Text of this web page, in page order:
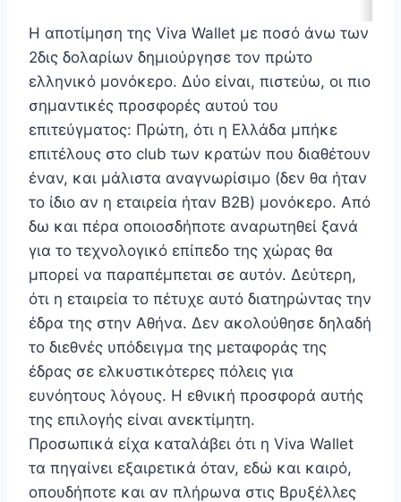
Η αποτίμηση της Viva Wallet με ποσό άνω των
2δις δολαρίων δημιούργησε τον πρώτο
ελληνικό μονόκερο. Δύο είναι, πιστεύω, οι πιο
σημαντικές προσφορές αυτού του
επιτεύγματος: Πρώτη, ότι η Ελλάδα μπήκε
επιτέλους στο club των κρατών που διαθέτουν
έναν, και μάλιστα αναγνωρίσιμο (δεν θα ήταν
το ίδιο αν η εταιρεία ήταν B2B) μονόκερο. Από
δω και πέρα οποιοσδήποτε αναρωτηθεί ξανά
για το τεχνολογικό επίπεδο της χώρας θα
μπορεί να παραπέμπεται σε αυτόν. Δεύτερη,
ότι η εταιρεία το πέτυχε αυτό διατηρώντας την
έδρα της στην Αθήνα. Δεν ακολούθησε δηλαδή
το διεθνές υπόδειγμα της μεταφοράς της
έδρας σε ελκυστικότερες πόλεις για
ευνόητους λόγους. Η εθνική προσφορά αυτής
της επιλογής είναι ανεκτίμητη.
Προσωπικά είχα καταλάβει ότι η Viva Wallet
τα πηγαίνει εξαιρετικά όταν, εδώ και καιρό,
οπουδήποτε και αν πλήρωνα στις Βρυξέλλες